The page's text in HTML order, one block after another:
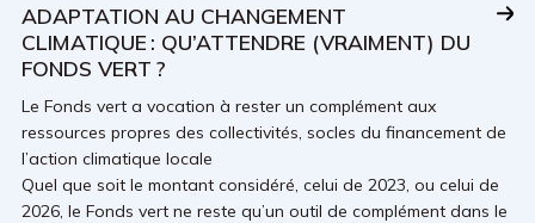
ADAPTATION AU CHANGEMENT
CLIMATIQUE : QU’ATTENDRE (VRAIMENT) DU
FONDS VERT ?
Le Fonds vert a vocation à rester un complément aux
ressources propres des collectivités, socles du financement de
l’action climatique locale
Quel que soit le montant considéré, celui de 2023, ou celui de
2026, le Fonds vert ne reste qu’un outil de complément dans le